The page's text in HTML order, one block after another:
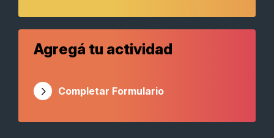
Agregá tu actividad
Completar Formulario